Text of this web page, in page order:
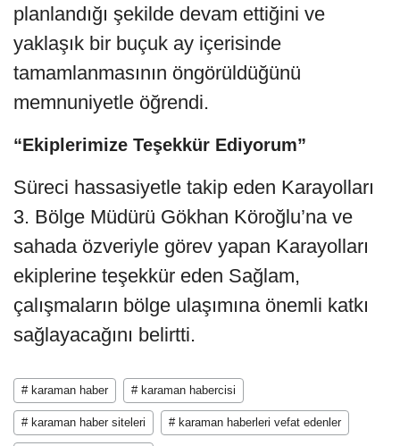
yaklaşık bir buçuk ay içerisinde
tamamlanmasının öngörüldüğünü
memnuniyetle öğrendi.
“Ekiplerimize Teşekkür Ediyorum”
Süreci hassasiyetle takip eden Karayolları
3. Bölge Müdürü Gökhan Köroğlu’na ve
sahada özveriyle görev yapan Karayolları
ekiplerine teşekkür eden Sağlam,
çalışmaların bölge ulaşımına önemli katkı
sağlayacağını belirtti.
# karaman haber # karaman habercisi
# karaman haber siteleri # karaman haberleri vefat edenler
# karaman haber güncel